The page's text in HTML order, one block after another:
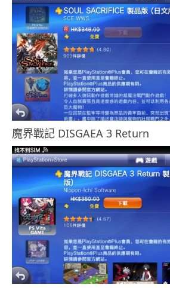
魔界戰記 DISGAEA 3 Return